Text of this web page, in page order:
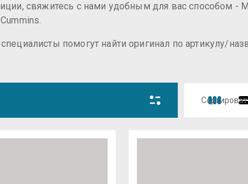
свяжитесь с нами удобным для вас способом -
помогут найти оригинал по артикулу/